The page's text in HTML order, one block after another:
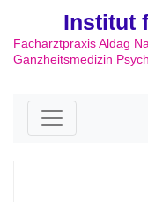
Institut
Facharztpraxis Aldag
Ganzheitsmedizin